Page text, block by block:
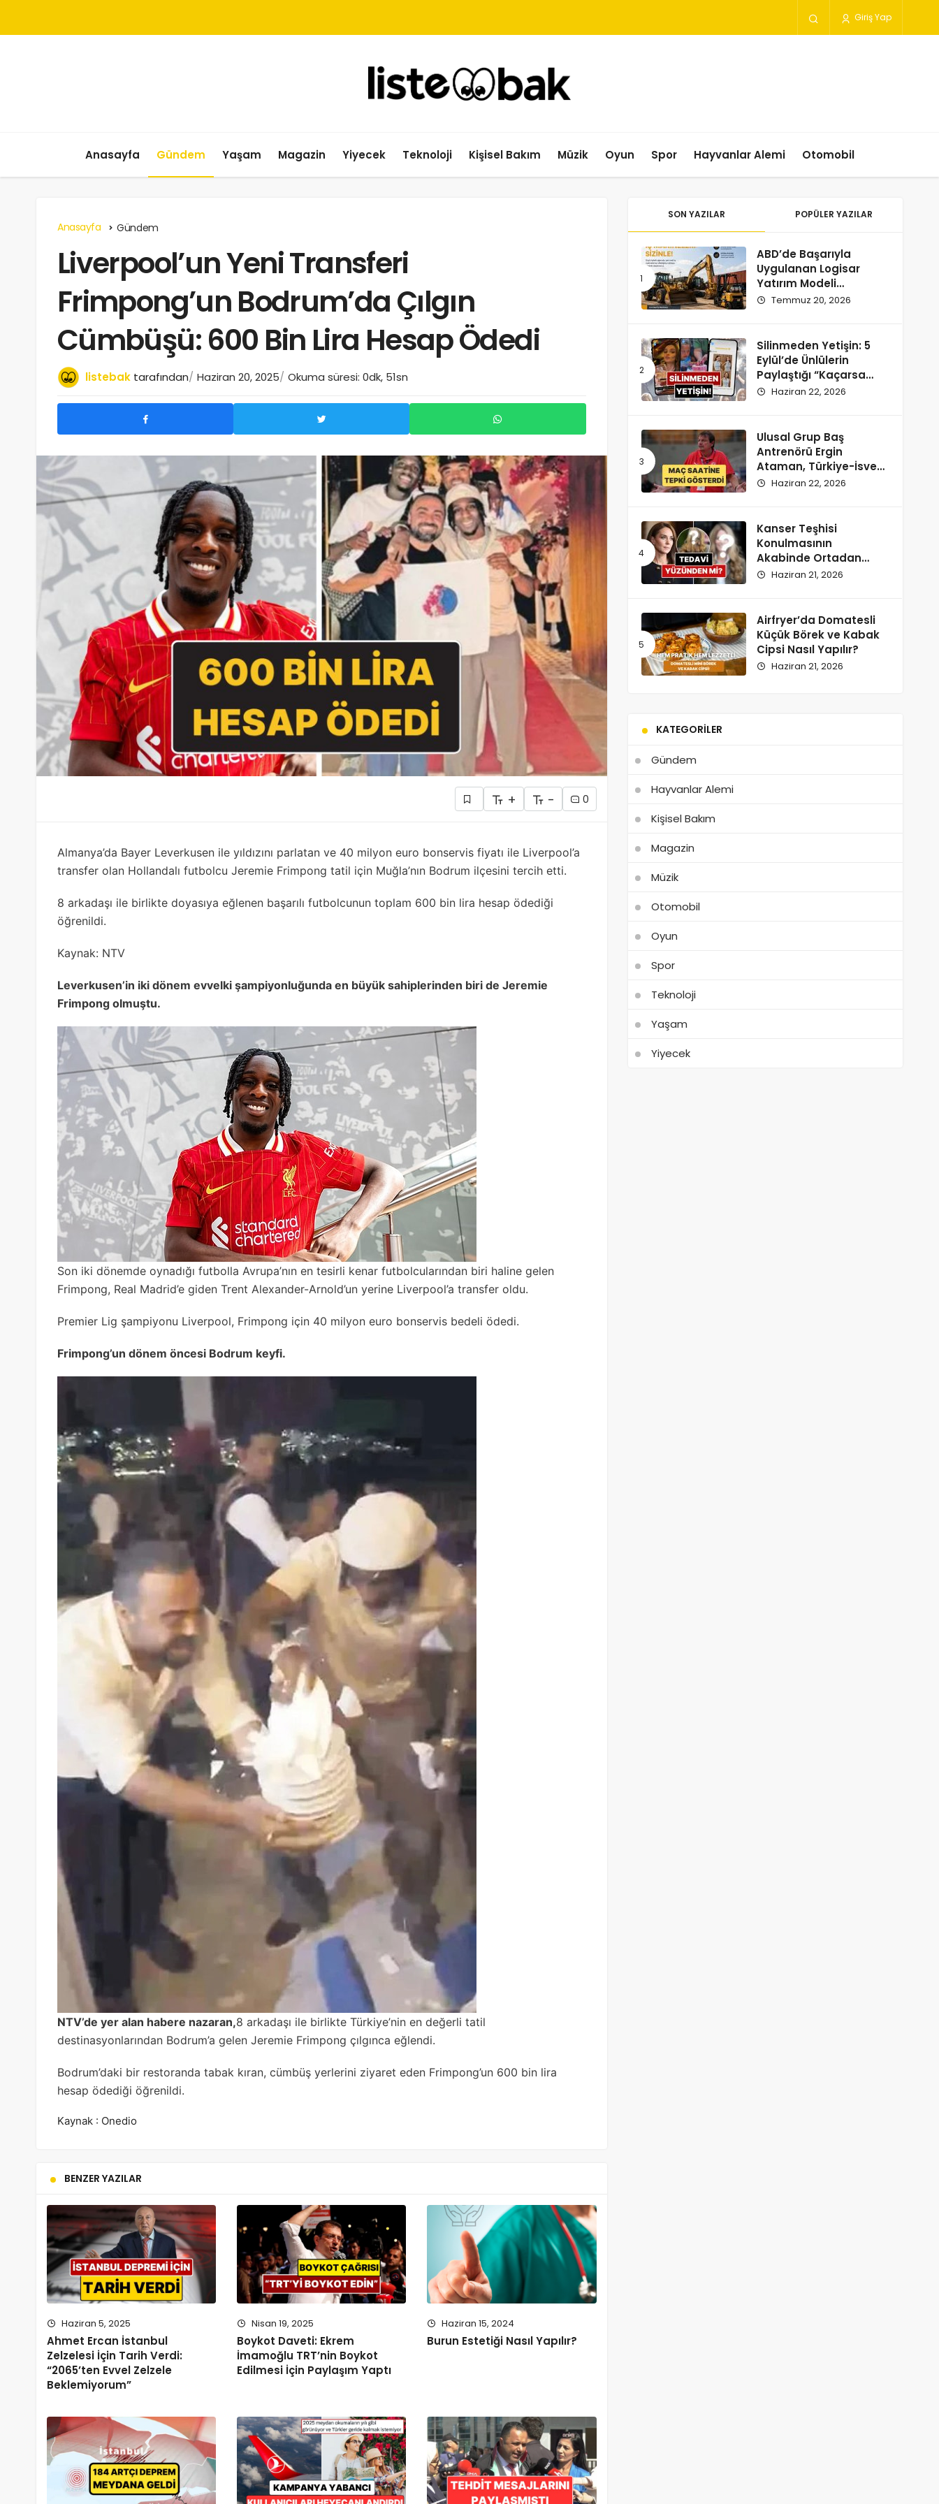
Giriş Yap
Anasayfa Gündem Yaşam Magazin Yiyecek Teknoloji Kişisel Bakım Müzik Oyun Spor Hayvanlar Alemi Otomobil
Anasayfa Gündem
Liverpool’un Yeni Transferi
Frimpong’un Bodrum’da Çılgın
Cümbüşü: 600 Bin Lira Hesap Ödedi
listebak tarafından Haziran 20, 2025 Okuma süresi: 0dk, 51sn
+ - 0
Almanya’da Bayer Leverkusen ile yıldızını parlatan ve 40 milyon euro bonservis fiyatı ile Liverpool’a
transfer olan Hollandalı futbolcu Jeremie Frimpong tatil için Muğla’nın Bodrum ilçesini tercih etti.
8 arkadaşı ile birlikte doyasıya eğlenen başarılı futbolcunun toplam 600 bin lira hesap ödediği
öğrenildi.
Kaynak: NTV
Leverkusen’in iki dönem evvelki şampiyonluğunda en büyük sahiplerinden biri de Jeremie
Frimpong olmuştu.
Son iki dönemde oynadığı futbolla Avrupa’nın en tesirli kenar futbolcularından biri haline gelen
Frimpong, Real Madrid’e giden Trent Alexander-Arnold’un yerine Liverpool’a transfer oldu.
Premier Lig şampiyonu Liverpool, Frimpong için 40 milyon euro bonservis bedeli ödedi.
Frimpong’un dönem öncesi Bodrum keyfi.
NTV’de yer alan habere nazaran,8 arkadaşı ile birlikte Türkiye’nin en değerli tatil
destinasyonlarından Bodrum’a gelen Jeremie Frimpong çılgınca eğlendi.
Bodrum’daki bir restoranda tabak kıran, cümbüş yerlerini ziyaret eden Frimpong’un 600 bin lira
hesap ödediği öğrenildi.
Kaynak : Onedio
BENZER YAZILAR
Haziran 5, 2025
Ahmet Ercan İstanbul
Zelzelesi İçin Tarih Verdi:
“2065’ten Evvel Zelzele
Beklemiyorum”
Nisan 19, 2025
Boykot Daveti: Ekrem
İmamoğlu TRT’nin Boykot
Edilmesi İçin Paylaşım Yaptı
Haziran 15, 2024
Burun Estetiği Nasıl Yapılır?
SON YAZILAR POPÜLER YAZILAR
ABD’de Başarıyla
Uygulanan Logisar
Yatırım Modeli
Türkiye’ye Geliyor
Temmuz 20, 2026
Silinmeden Yetişin: 5
Eylül’de Ünlülerin
Paylaştığı “Kaçarsa
Yazık Olur” Temalı
Haziran 22, 2026
Ulusal Grup Baş
Antrenörü Ergin
Ataman, Türkiye-İsveç
Maçı Saatine
Haziran 22, 2026
Kanser Teşhisi
Konulmasının
Akabinde Ortadan
Kaybolan Kate
Doğurdu
Haziran 21, 2026
Airfryer’da Domatesli
Küçük Börek ve Kabak
Cipsi Nasıl Yapılır?
Haziran 21, 2026
KATEGORILER
Gündem
Hayvanlar Alemi
Kişisel Bakım
Magazin
Müzik
Otomobil
Oyun
Spor
Teknoloji
Yaşam
Yiyecek